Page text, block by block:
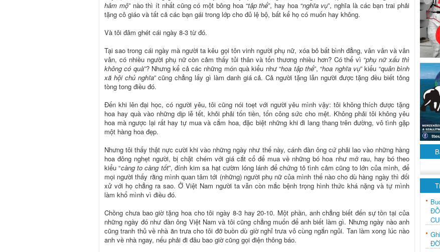
hâm mộ” nào thì ít nhất cũng có một bông hoa “tập thể”, hay hoa “nghĩa vụ”, nghĩa là các bạn trai phải
tặng cô giáo và tất cả các bạn gái trong lớp cho đủ lệ bộ, bất kể họ có muốn hay không.
Và tôi đâm ghét cái ngày 8-3 từ đó.
Tại sao trong cái ngày mà người ta kêu gọi tôn vinh người phụ nữ, xóa bỏ bất bình đẳng, vân vân và vân
vân, có nhiều người phụ nữ còn cảm thấy tủi thân và tổn thương nhiều hơn? Có thể vì “phụ nữ xấu thì
không có quà”? Nhưng kể cả các những món quà kiểu như “hoa tập thể”, “hoa nghĩa vụ” kiểu “quân bình
xã hội chủ nghĩa” cũng chẳng lấy gì làm danh giá cả. Cả người tặng lẫn người được tặng đều biết tỏng
tòng tong điều đó.
Đến khi lên đại học, có người yêu, tôi cũng nói toẹt với người yêu mình vậy: tôi không thích được tặng
hoa hay quà vào những dịp lễ tết, khỏi phải tốn tiền, tốn công sức cho mệt. Không phải tôi không yêu
hoa mà ngược lại rất hay tự mua và cắm hoa, đặc biệt những khi đi lang thang trên đường, vô tình gặp
một hàng hoa đẹp.
Nhưng tôi thấy thật nực cười khi vào những ngày như thế này, cánh đàn ông cứ phải lao vào những hàng
hoa đông nghẹt người, bị chặt chém với giá cắt cổ để mua về những bó hoa như mớ rau, hay bó theo
kiểu “càng to càng tốt”, đính kim sa hạt cườm lóng lánh để chứng tỏ tình cảm cũng to lớn của mình, để
mọi người thấy rằng mình quan tâm tới (những) người phụ nữ của mình thế nào cho dù hàng ngày thì đối
xử với họ chẳng ra sao. Ở Việt Nam người ta vẫn còn mắc bệnh trọng hình thức khá nặng và tự mình
làm khổ mình vì điều đó.
Chồng chưa bao giờ tặng hoa cho tôi ngày 8-3 hay 20-10. Một phần, anh chẳng biết đến sự tồn tại của
những ngày đó như đàn ông Việt Nam và tôi cũng chẳng muốn để anh biết làm gì. Nhưng ngày nào anh
cũng tranh thủ về nhà ăn trưa cho tôi đỡ buồn dù giờ nghỉ trưa vô cùng ngắn ngủi. Tan làm xong lúc nào
anh về nhà ngay, nếu phải đi đâu bao giờ cũng gọi điện thông báo.